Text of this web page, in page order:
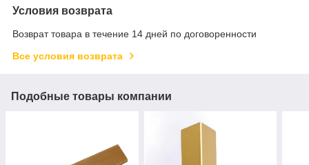
Условия возврата
Возврат товара в течение 14 дней по договоренности
Все условия возврата
Подобные товары компании